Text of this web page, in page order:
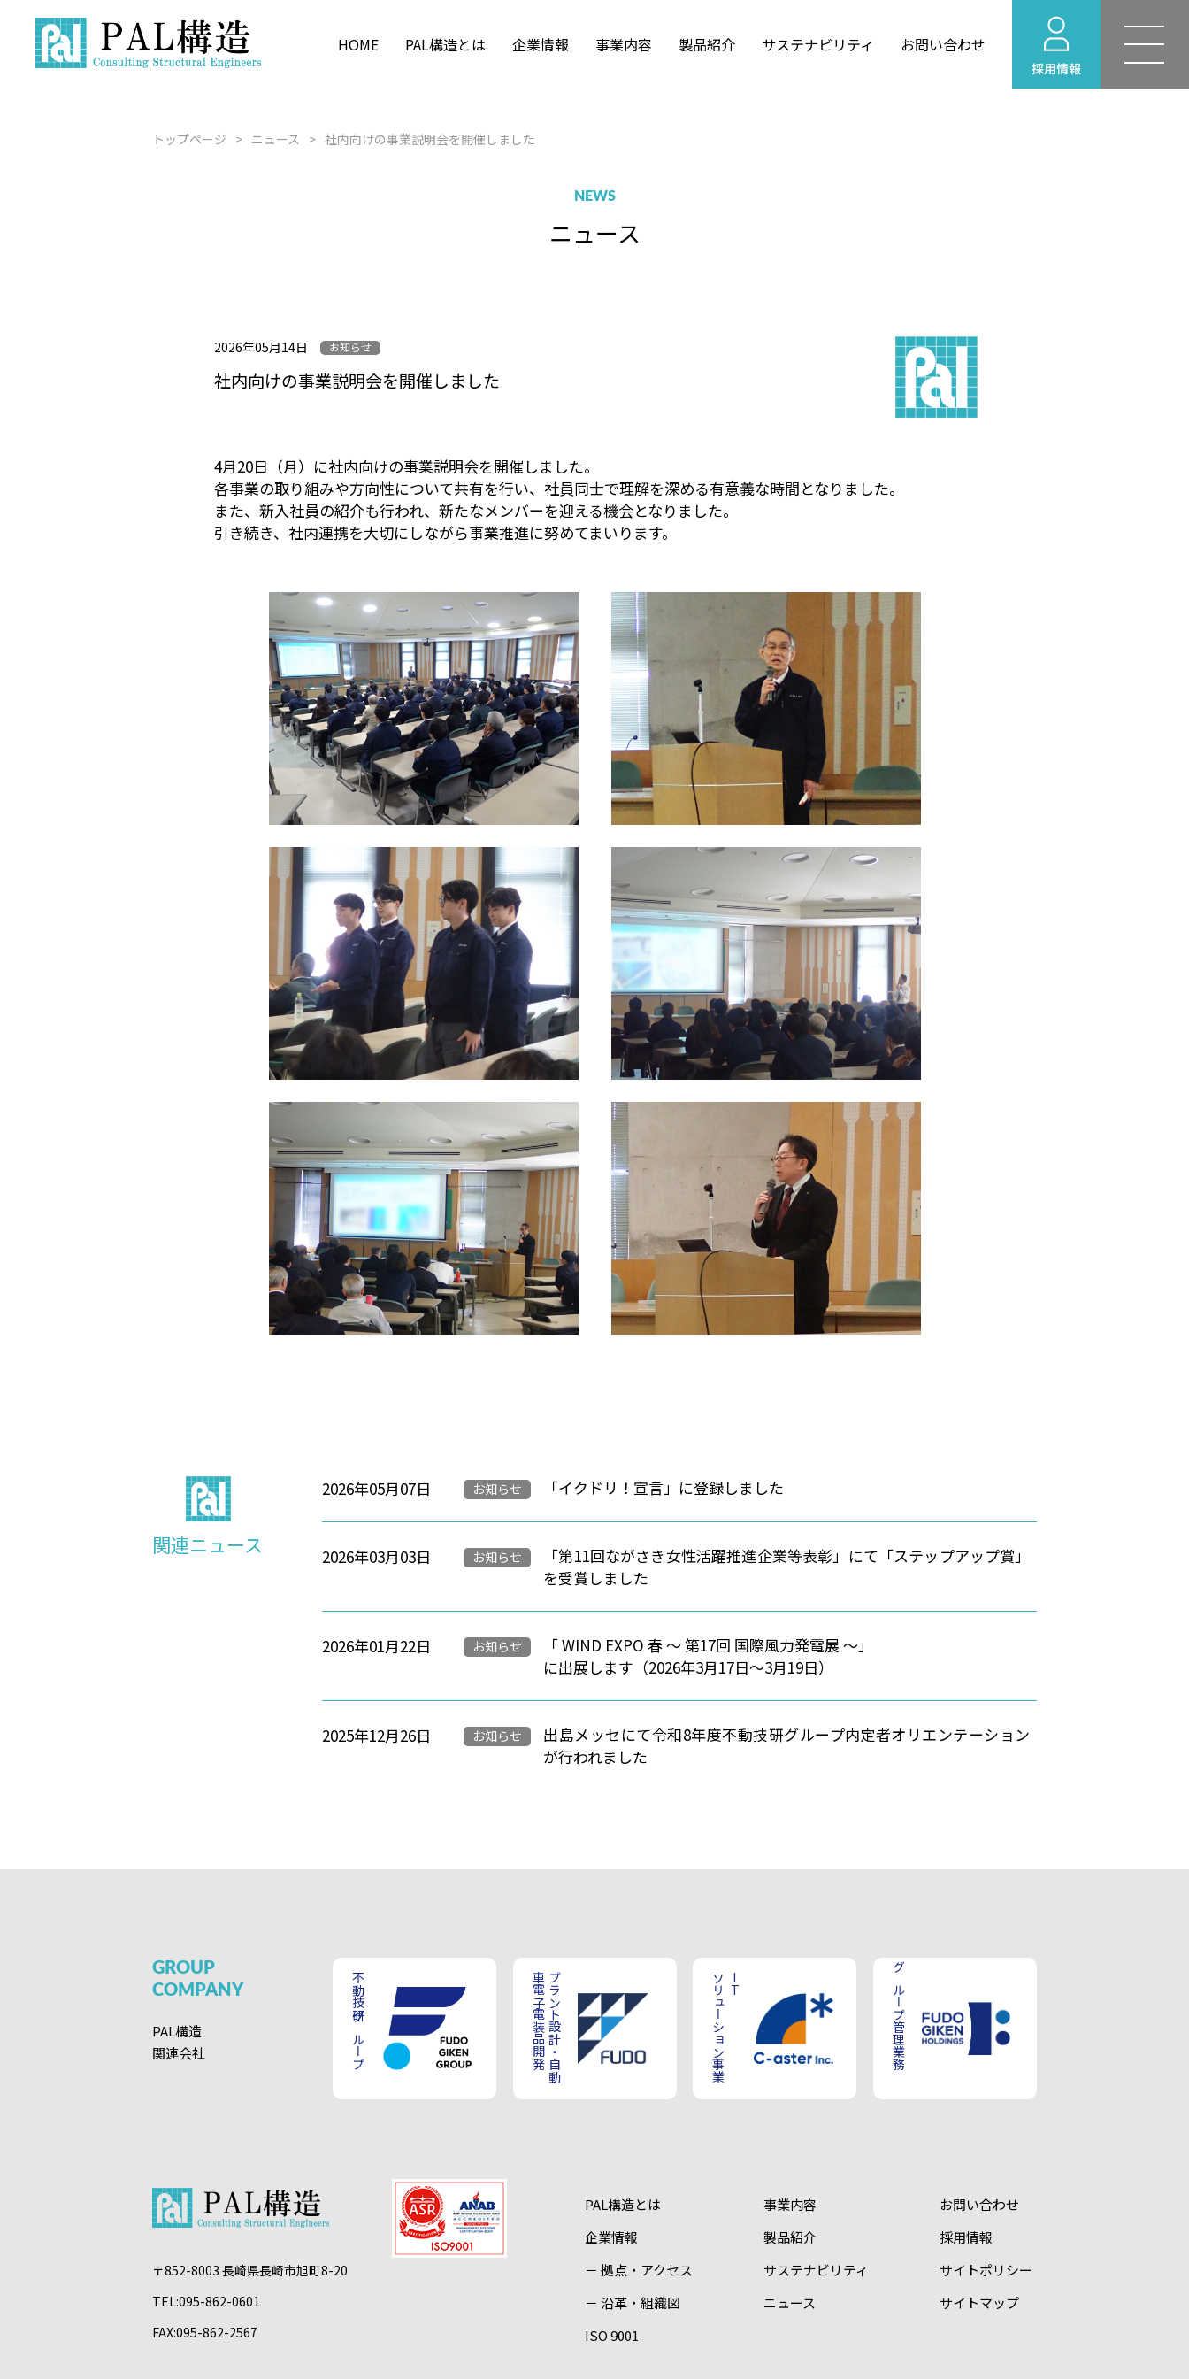
HOME PAL構造とは 企業情報
企業情報 ISO 9001
事業内容
事業内容 建築×BIM 土木技術
製品紹介
製品紹介 水源 SWAPS
サステナビリティ お問い合わせ
採用情報 経験者採用 募集要項 採用情報ニュース
トップページ ニュース 社内向けの事業説明会を開催しました
NEWS
ニュース
2026年05月14日 お知らせ
社内向けの事業説明会を開催しました
4月20日（月）に社内向けの事業説明会を開催しました。
各事業の取り組みや方向性について共有を行い、社員同士で理解を深める有意義な時間となりました。
また、新入社員の紹介も行われ、新たなメンバーを迎える機会となりました。
引き続き、社内連携を大切にしながら事業推進に努めてまいります。
関連ニュース
2026年05月07日 お知らせ 「イクドリ！宣言」に登録しました
2026年03月03日 お知らせ
「第11回ながさき女性活躍推進企業等表彰」にて「ステップアップ賞」
を受賞しました
2026年01月22日 お知らせ
「 WIND EXPO 春 ～ 第17回 国際風力発電展 ～」
に出展します（2026年3月17日～3月19日）
2025年12月26日 お知らせ
出島メッセにて令和8年度不動技研グループ内定者オリエンテーション
が行われました
GROUP
COMPANY
PAL構造
関連会社
不動技研グループ プラント設計・自動
車電子電装品開発 IT
ソリューション事業 グループ管理業務
〒852-8003 長崎県長崎市旭町8-20
TEL:095-862-0601
FAX:095-862-2567
PAL構造とは
企業情報
－ 拠点・アクセス
－ 沿革・組織図
ISO 9001
事業内容
製品紹介
サステナビリティ
ニュース
お問い合わせ
採用情報
サイトポリシー
サイトマップ